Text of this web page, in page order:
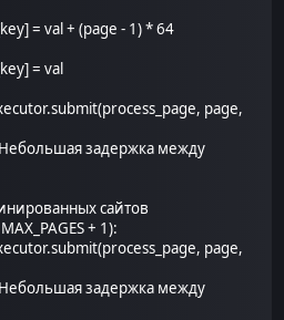
val + (page - 1) * 64
= val
page,
задержка между
сайтов
+ 1):
page,
задержка между